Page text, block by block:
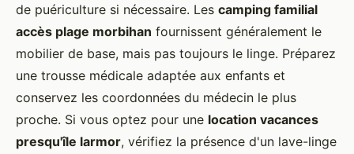
de puériculture si nécessaire. Les camping familial
accès plage morbihan fournissent généralement le
mobilier de base, mais pas toujours le linge. Préparez
une trousse médicale adaptée aux enfants et
conservez les coordonnées du médecin le plus
proche. Si vous optez pour une location vacances
presqu'île larmor, vérifiez la présence d'un lave-linge